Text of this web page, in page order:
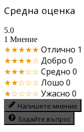
Средна оценка
5.0
1 Мнение
★★★★★ Отлично 1
★★★★☆ Добро 0
★★★☆☆ Средно 0
★★☆☆☆ Лошо 0
★☆☆☆☆ Ужасно 0
Напишете мнение
Задайте въпрос